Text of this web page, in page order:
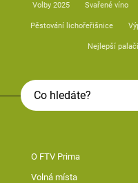
Volby 2025 Svařené víno
Pěstování lichořeřišnice
Nejlepší
O FTV Prima
Volná místa